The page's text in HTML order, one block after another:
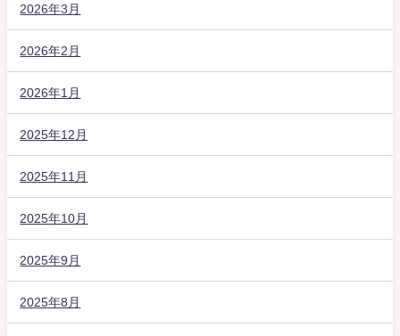
2026年3月
2026年2月
2026年1月
2025年12月
2025年11月
2025年10月
2025年9月
2025年8月